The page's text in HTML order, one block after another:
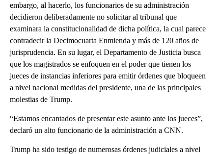
embargo, al hacerlo, los funcionarios de su administración
decidieron deliberadamente no solicitar al tribunal que
examinara la constitucionalidad de dicha política, la cual parece
contradecir la Decimocuarta Enmienda y más de 120 años de
jurisprudencia. En su lugar, el Departamento de Justicia busca
que los magistrados se enfoquen en el poder que tienen los
jueces de instancias inferiores para emitir órdenes que bloqueen
a nivel nacional medidas del presidente, una de las principales
molestias de Trump.
“Estamos encantados de presentar este asunto ante los jueces”,
declaró un alto funcionario de la administración a CNN.
Trump ha sido testigo de numerosas órdenes judiciales a nivel